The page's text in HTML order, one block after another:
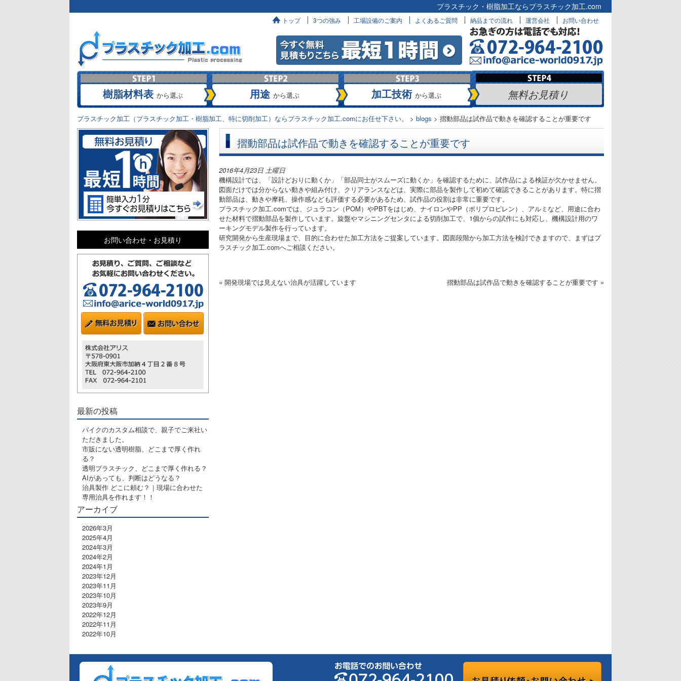
プラスチック・樹脂加工ならプラスチック加工.com
へ
トップ 3つの強み 工場設備のご案内 よくあるご質問 納品までの流れ 運営会社 お問い合わせ
樹脂材料表 から選ぶ 用途 から選ぶ 加工技術 から選ぶ 無料お見積り
プラスチック加工（プラスチック加工・樹脂加工、特に切削加工）ならプラスチック加工.comにお任せ下さい。 > blogs > 摺動部品は試作品で動きを確認することが重要です
摺動部品は試作品で動きを確認することが重要です
2016年4月23日 土曜日
機構設計では、「設計どおりに動くか」「部品同士がスムーズに動くか」を確認するために、試作品による検証が欠かせません。
図面だけでは分からない動きや組み付け、クリアランスなどは、実際に部品を製作して初めて確認できることがあります。特に摺
動部品は、動きや摩耗、操作感なども評価する必要があるため、試作品の役割は非常に重要です。
プラスチック加工.comでは、ジュラコン（POM）やPBTをはじめ、ナイロンやPP（ポリプロピレン）、アルミなど、用途に合わ
せた材料で摺動部品を製作しています。旋盤やマシニングセンタによる切削加工で、1個からの試作にも対応し、機構設計用のワ
ーキングモデル製作を行っています。
研究開発から生産現場まで、目的に合わせた加工方法をご提案しています。図面段階から加工方法を検討できますので、まずはプ
ラスチック加工.comへご相談ください。
« 開発現場では見えない治具が活躍しています 摺動部品は試作品で動きを確認することが重要です »
お問い合わせ・お見積り
最新の投稿
バイクのカスタム相談で、親子でご来社い
ただきました。
市販にない透明樹脂、どこまで厚く作れ
る？
透明プラスチック、どこまで厚く作れる？
AIがあっても、判断はどうなる？
治具製作 どこに頼む？｜現場に合わせた
専用治具を作れます！！
アーカイブ
2026年3月
2025年4月
2024年3月
2024年2月
2024年1月
2023年12月
2023年11月
2023年10月
2023年9月
2022年12月
2022年11月
2022年10月